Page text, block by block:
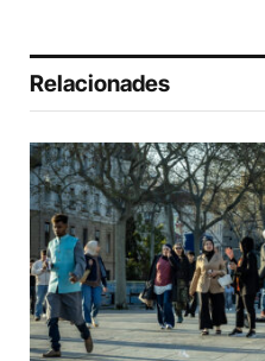
Relacionades